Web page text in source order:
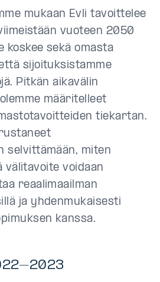
mukaan Evli tavoittelee
vuoteen 2050
koskee sekä omasta
sijoituksistamme
Pitkän aikavälin
määritelleet
tiekartan.
selvittämään, miten
voidaan
reaalimaailman
ja yhdenmukaisesti
kanssa.